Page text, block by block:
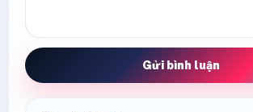
Gửi bình luận